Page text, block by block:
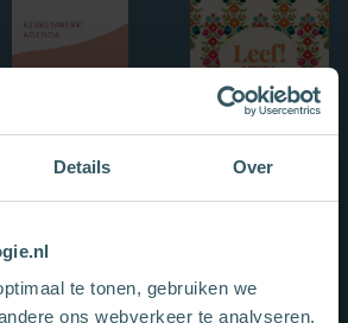
Details Over
te tonen, gebruiken we
ons webverkeer te analyseren.